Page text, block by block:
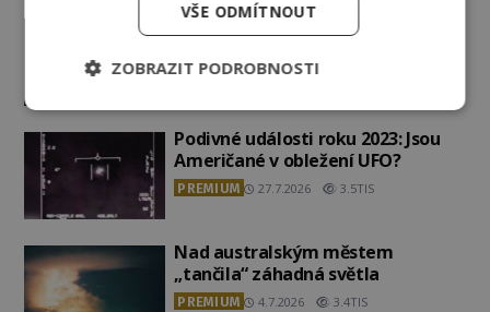
Co zachycují tajemné snímky
PREMIUM 7.8.2026
Podivné události roku 2023: Jsou
Američané v obležení UFO?
PREMIUM 27.7.2026 3.5TIS
Nad australským městem
„tančila“ záhadná světla
PREMIUM 4.7.2026 3.4TIS
VŠE ODMÍTNOUT
ZOBRAZIT PODROBNOSTI